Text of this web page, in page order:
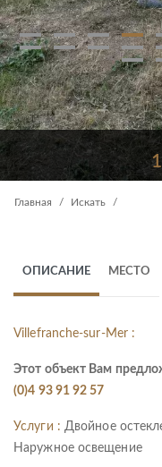
Главная Искать
ОПИСАНИЕ МЕСТО
Villefranche-sur-Mer :
Этот объект Вам
(0)4 93 91 92 57
Услуги : Двойное
Наружное освещение